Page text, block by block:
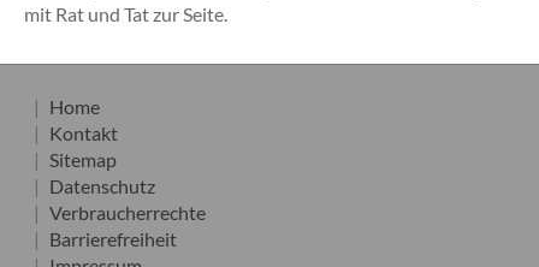
mit Rat und Tat zur Seite.
Home
Kontakt
Sitemap
Datenschutz
Verbraucherrechte
Barrierefreiheit